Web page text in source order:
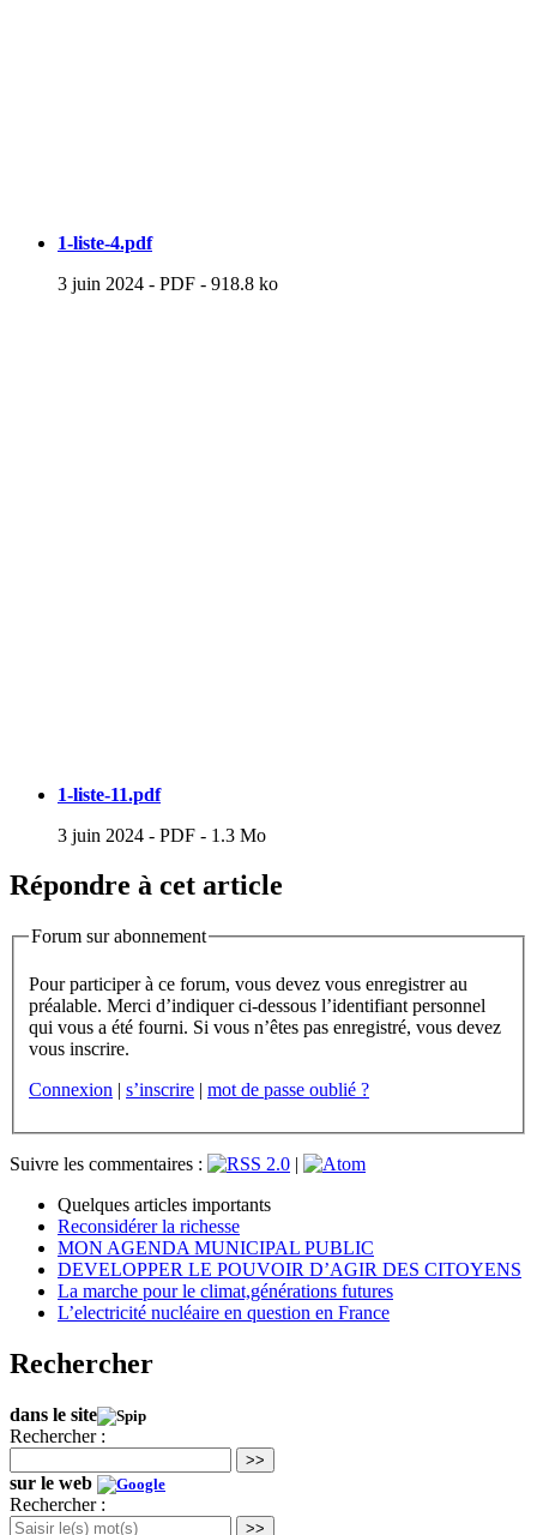
1-liste-4.pdf
3 juin 2024 - PDF - 918.8 ko
1-liste-11.pdf
3 juin 2024 - PDF - 1.3 Mo
Répondre à cet article
Forum sur abonnement
Pour participer à ce forum, vous devez vous enregistrer au
préalable. Merci d’indiquer ci-dessous l’identifiant personnel
qui vous a été fourni. Si vous n’êtes pas enregistré, vous devez
vous inscrire.
Connexion | s’inscrire | mot de passe oublié ?
Suivre les commentaires :
|
Quelques articles importants
Reconsidérer la richesse
MON AGENDA MUNICIPAL PUBLIC
DEVELOPPER LE POUVOIR D’AGIR DES CITOYENS
La marche pour le climat,générations futures
L’electricité nucléaire en question en France
Rechercher
dans le site
Rechercher :
>>
sur le web
Rechercher :
>>